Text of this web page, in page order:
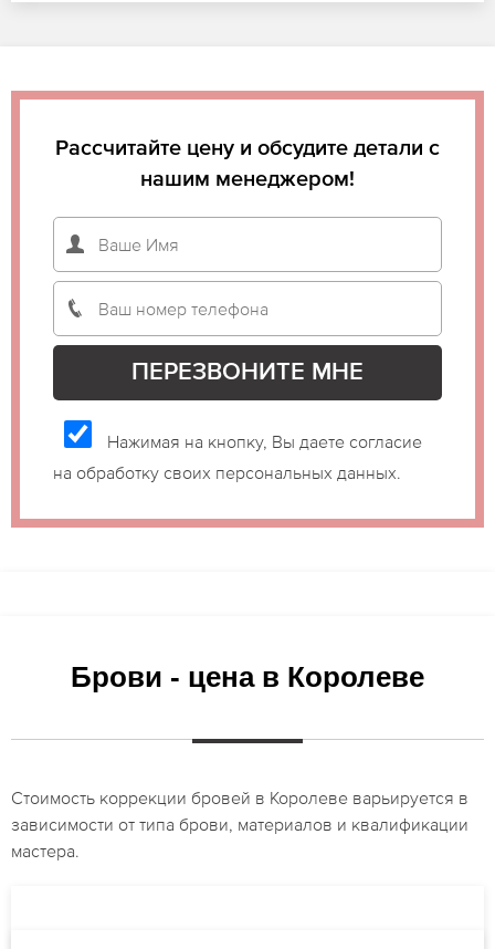
Рассчитайте цену и обсудите детали с
нашим менеджером!
Нажимая на кнопку, Вы даете согласие
на обработку своих персональных данных.
Брови - цена в Королеве
Стоимость коррекции бровей в Королеве варьируется в
зависимости от типа брови, материалов и квалификации
мастера.